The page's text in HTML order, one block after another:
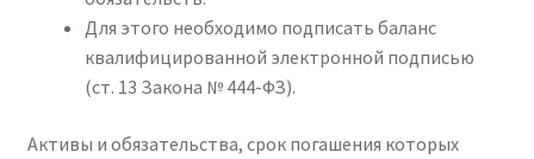
Для этого необходимо подписать баланс
квалифицированной электронной подписью
(ст. 13 Закона № 444-ФЗ).
Активы и обязательства, срок погашения которых